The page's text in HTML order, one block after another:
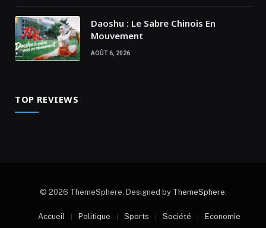
Daoshu : Le Sabre Chinois En
Mouvement
AOÛT 6, 2026
TOP REVIEWS
© 2026 ThemeSphere. Designed by ThemeSphere.
Accueil Politique Sports Société
Economie